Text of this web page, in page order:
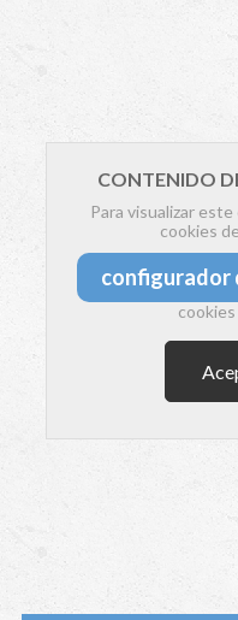
CONTENIDO
Para visualizar
cookies
configurador